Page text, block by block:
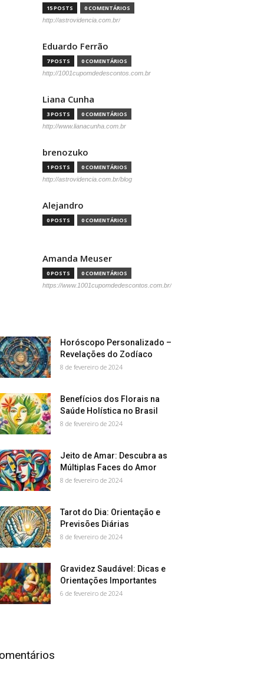
15 POSTS 0 COMENTÁRIOS
http://astrovidencia.com.br/
Eduardo Ferrão
7 POSTS 0 COMENTÁRIOS
http://1001cupomdedescontos.com.br
Liana Cunha
3 POSTS 0 COMENTÁRIOS
http://www.lianacunha.com.br
brenozuko
1 POSTS 0 COMENTÁRIOS
http://astrovidencia.com.br/blog
Alejandro
0 POSTS 0 COMENTÁRIOS
Amanda Meuser
0 POSTS 0 COMENTÁRIOS
https://www.1001cupomdedescontos.com.br/
Horóscopo Personalizado –
Revelações do Zodíaco
8 de fevereiro de 2024
Benefícios dos Florais na
Saúde Holística no Brasil
8 de fevereiro de 2024
Jeito de Amar: Descubra as
Múltiplas Faces do Amor
8 de fevereiro de 2024
Tarot do Dia: Orientação e
Previsões Diárias
8 de fevereiro de 2024
Gravidez Saudável: Dicas e
Orientações Importantes
6 de fevereiro de 2024